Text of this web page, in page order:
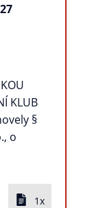
KLUB
§
o
1x